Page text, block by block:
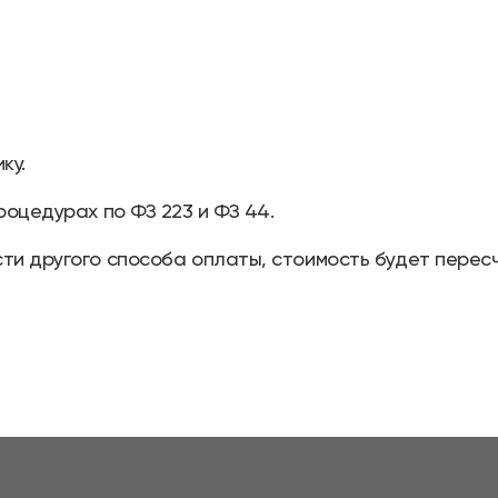
по ФЗ 223 и ФЗ 44.
другого способа оплаты, стоимость будет